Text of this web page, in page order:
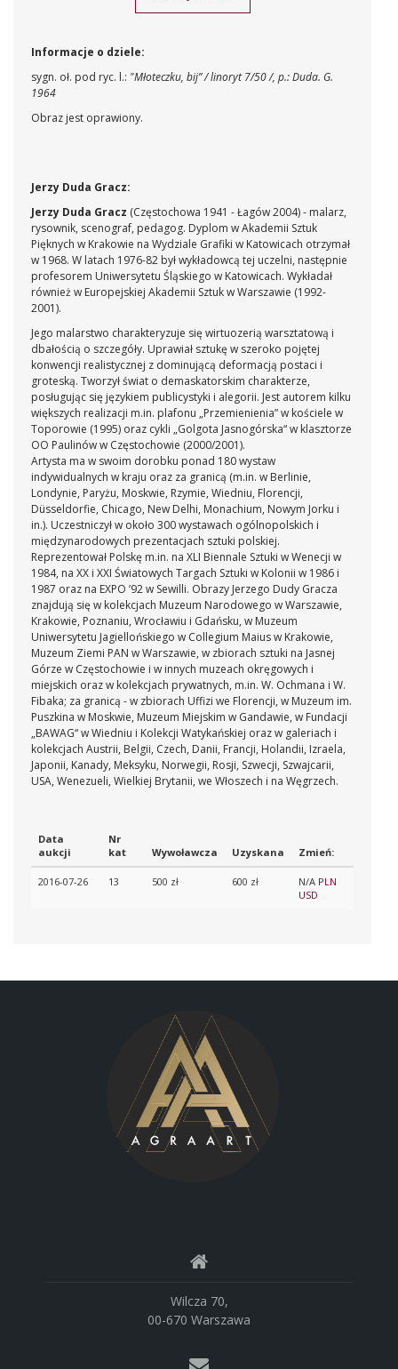
Informacje o dziele:
sygn. oł. pod ryc. l.: "Młoteczku, bij” / linoryt 7/50 /, p.: Duda. G.
1964
Obraz jest oprawiony.
Jerzy Duda Gracz:
Jerzy Duda Gracz (Częstochowa 1941 - Łagów 2004) - malarz,
rysownik, scenograf, pedagog. Dyplom w Akademii Sztuk
Pięknych w Krakowie na Wydziale Grafiki w Katowicach otrzymał
w 1968. W latach 1976-82 był wykładowcą tej uczelni, następnie
profesorem Uniwersytetu Śląskiego w Katowicach. Wykładał
również w Europejskiej Akademii Sztuk w Warszawie (1992-
2001).
Jego malarstwo charakteryzuje się wirtuozerią warsztatową i
dbałością o szczegóły. Uprawiał sztukę w szeroko pojętej
konwencji realistycznej z dominującą deformacją postaci i
groteską. Tworzył świat o demaskatorskim charakterze,
posługując się językiem publicystyki i alegorii. Jest autorem kilku
większych realizacji m.in. plafonu „Przemienienia” w kościele w
Toporowie (1995) oraz cykli „Golgota Jasnogórska“ w klasztorze
OO Paulinów w Częstochowie (2000/2001).
Artysta ma w swoim dorobku ponad 180 wystaw
indywidualnych w kraju oraz za granicą (m.in. w Berlinie,
Londynie, Paryżu, Moskwie, Rzymie, Wiedniu, Florencji,
Düsseldorfie, Chicago, New Delhi, Monachium, Nowym Jorku i
in.). Uczestniczył w około 300 wystawach ogólnopolskich i
międzynarodowych prezentacjach sztuki polskiej.
Reprezentował Polskę m.in. na XLI Biennale Sztuki w Wenecji w
1984, na XX i XXI Światowych Targach Sztuki w Kolonii w 1986 i
1987 oraz na EXPO ’92 w Sewilli. Obrazy Jerzego Dudy Gracza
znajdują się w kolekcjach Muzeum Narodowego w Warszawie,
Krakowie, Poznaniu, Wrocławiu i Gdańsku, w Muzeum
Uniwersytetu Jagiellońskiego w Collegium Maius w Krakowie,
Muzeum Ziemi PAN w Warszawie, w zbiorach sztuki na Jasnej
Górze w Częstochowie i w innych muzeach okręgowych i
miejskich oraz w kolekcjach prywatnych, m.in. W. Ochmana i W.
Fibaka; za granicą - w zbiorach Uffizi we Florencji, w Muzeum im.
Puszkina w Moskwie, Muzeum Miejskim w Gandawie, w Fundacji
„BAWAG“ w Wiedniu i Kolekcji Watykańskiej oraz w galeriach i
kolekcjach Austrii, Belgii, Czech, Danii, Francji, Holandii, Izraela,
Japonii, Kanady, Meksyku, Norwegii, Rosji, Szwecji, Szwajcarii,
USA, Wenezueli, Wielkiej Brytanii, we Włoszech i na Węgrzech.
Data
aukcji
Nr
kat
Wywoławcza Uzyskana Zmień:
2016-07-26 13 500 zł 600 zł N/A PLN
USD
Wilcza 70,
00-670 Warszawa